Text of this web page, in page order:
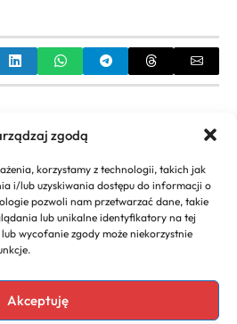
zgodą
korzystamy z technologii, takich jak
i/lub uzyskiwania dostępu do informacji o
pozwoli nam przetwarzać dane, takie
lub unikalne identyfikatory na tej
wycofanie zgody może niekorzystnie
Akceptuję
Fryzury: Ikona Stylu, Modne Cięcia
NEXT
latek: Inspiracje i Zdjęcia,
i Dodają Blasku